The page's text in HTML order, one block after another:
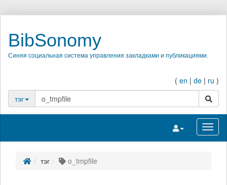
BibSonomy
Синяя социальная система управления закладками и публикациями.
( en | de | ru )
тэг
поиск
Переключить
тэг o_tmpfile